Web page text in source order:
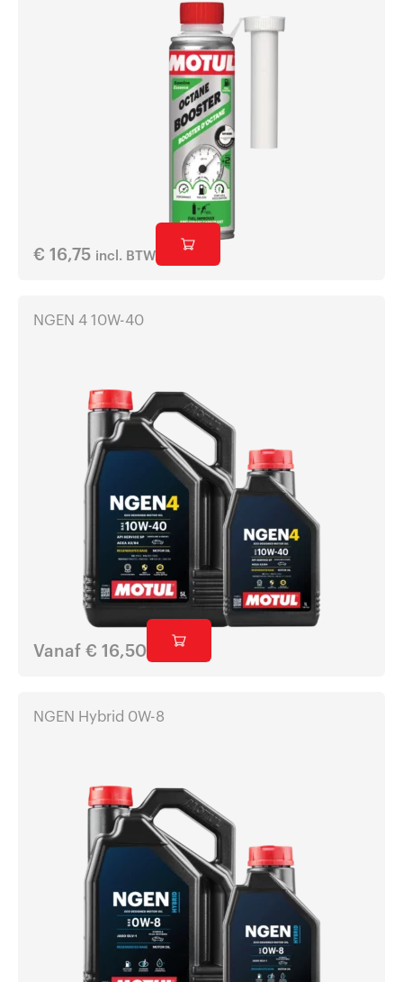
€ 16,75 incl. BTW
NGEN 4 10W-40
Vanaf € 16,50
NGEN Hybrid 0W-8